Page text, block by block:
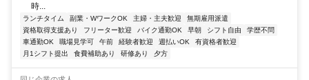
時...
ランチタイム 副業・WワークOK 主婦・主夫歓迎
無期雇用派遣
資格取得支援あり
フリーター歓迎 バイク通勤OK 早朝 シフト自由
学歴不問
車通勤OK
職場見学可 午前 経験者歓迎 週払いOK
有資格者歓迎
月1シフト提出
食費補助あり 研修あり 夕方